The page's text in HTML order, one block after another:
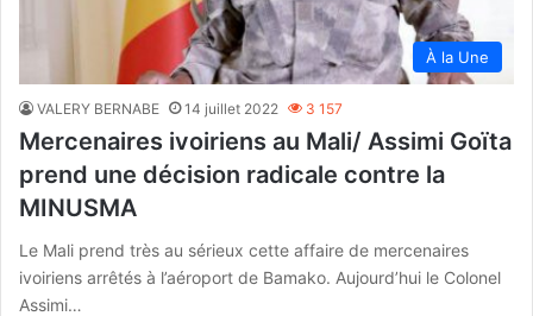
À la Une
VALERY BERNABE 14 juillet 2022 3 157
Mercenaires ivoiriens au Mali/ Assimi Goïta
prend une décision radicale contre la
MINUSMA
Le Mali prend très au sérieux cette affaire de mercenaires
ivoiriens arrêtés à l’aéroport de Bamako. Aujourd’hui le Colonel
Assimi…